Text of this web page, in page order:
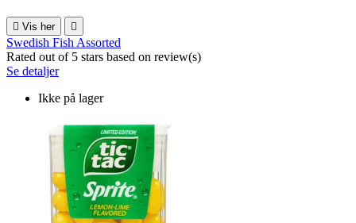
 Vis her 
Swedish Fish Assorted
Rated out of 5 stars based on review(s)
Se detaljer
Ikke på lager